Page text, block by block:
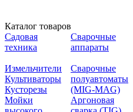
Каталог товаров
Садовая
техника
Измельчители
Культиваторы
Кусторезы
Мойки
Сварочные
аппараты
Сварочные
полуавтоматы
(MIG-MAG)
Аргоновая